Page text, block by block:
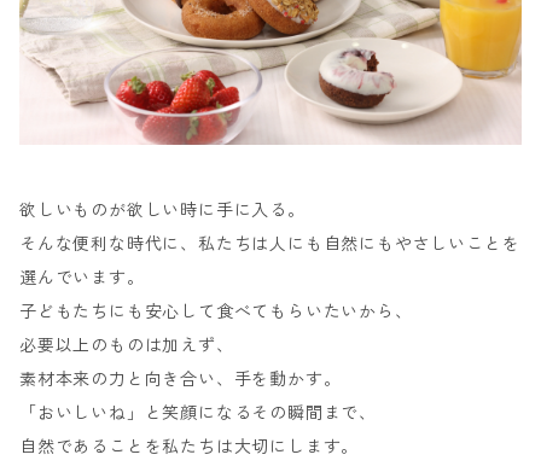
欲しいものが欲しい時に手に入る。
そんな便利な時代に、私たちは人にも自然にもやさしいことを
選んでいます。
子どもたちにも安心して食べてもらいたいから、
必要以上のものは加えず、
素材本来の力と向き合い、手を動かす。
「おいしいね」と笑顔になるその瞬間まで、
自然であることを私たちは大切にします。